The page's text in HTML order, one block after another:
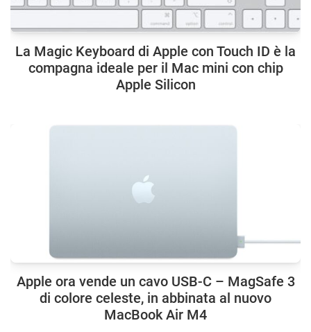
La Magic Keyboard di Apple con Touch ID è la
compagna ideale per il Mac mini con chip
Apple Silicon
Apple ora vende un cavo USB-C – MagSafe 3
di colore celeste, in abbinata al nuovo
MacBook Air M4